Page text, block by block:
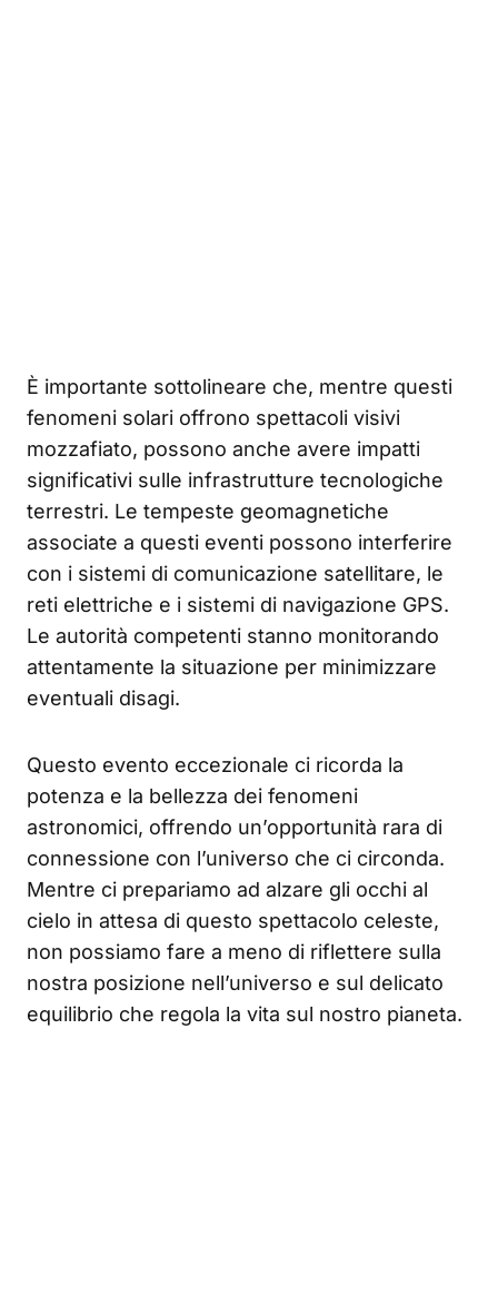
È importante sottolineare che, mentre questi
fenomeni solari offrono spettacoli visivi
mozzafiato, possono anche avere impatti
significativi sulle infrastrutture tecnologiche
terrestri. Le tempeste geomagnetiche
associate a questi eventi possono interferire
con i sistemi di comunicazione satellitare, le
reti elettriche e i sistemi di navigazione GPS.
Le autorità competenti stanno monitorando
attentamente la situazione per minimizzare
eventuali disagi.
Questo evento eccezionale ci ricorda la
potenza e la bellezza dei fenomeni
astronomici, offrendo un’opportunità rara di
connessione con l’universo che ci circonda.
Mentre ci prepariamo ad alzare gli occhi al
cielo in attesa di questo spettacolo celeste,
non possiamo fare a meno di riflettere sulla
nostra posizione nell’universo e sul delicato
equilibrio che regola la vita sul nostro pianeta.